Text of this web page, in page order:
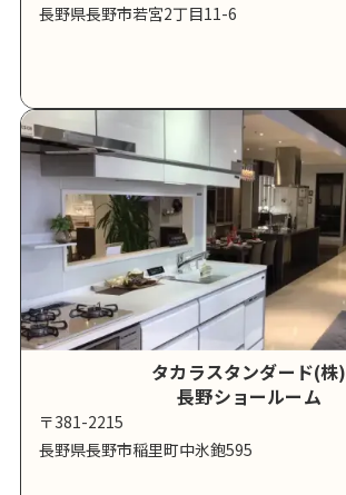
長野県長野市若宮2丁目11-6
タカラスタンダード(株)
長野ショールーム
〒381-2215
長野県長野市稲里町中氷鉋595